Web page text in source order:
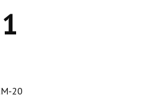
20